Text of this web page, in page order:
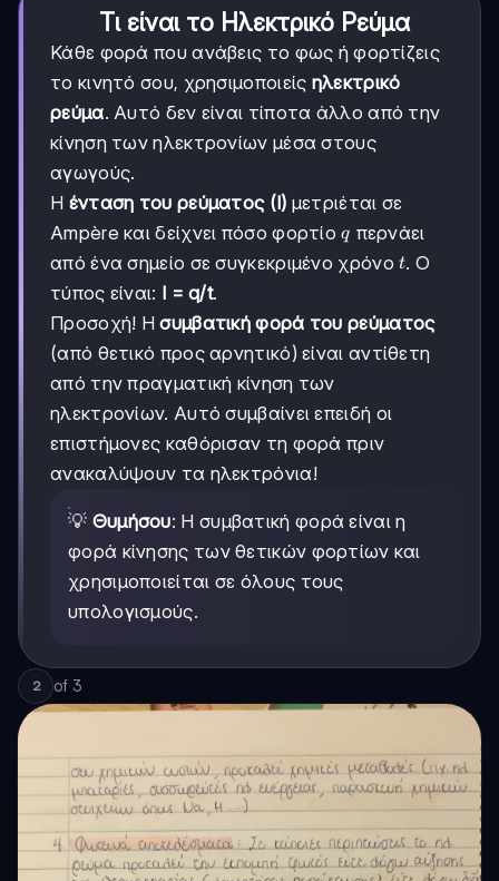
Τι είναι το Ηλεκτρικό Ρεύμα
Κάθε φορά που ανάβεις το φως ή φορτίζεις
το κινητό σου, χρησιμοποιείς ηλεκτρικό
ρεύμα. Αυτό δεν είναι τίποτα άλλο από την
κίνηση των ηλεκτρονίων μέσα στους
αγωγούς.
Η ένταση του ρεύματος (Ι) μετριέται σε
Ampère και δείχνει πόσο φορτίοq
q περνάει
από ένα σημείο σε συγκεκριμένο χρόνοt
t. Ο
τύπος είναι: Ι = q/t.
Προσοχή! Ησυμβατική φορά του ρεύματος
(από θετικό προς αρνητικό) είναι αντίθετη
από την πραγματική κίνηση των
ηλεκτρονίων. Αυτό συμβαίνει επειδή οι
επιστήμονες καθόρισαν τη φορά πριν
ανακαλύψουν τα ηλεκτρόνια!
💡 Θυμήσου: Η συμβατική φορά είναι η
φορά κίνησης των θετικών φορτίων και
χρησιμοποιείται σε όλους τους
υπολογισμούς.
2 of 3